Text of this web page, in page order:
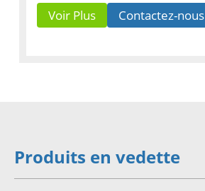
Voir Plus Contactez-nous
Produits en vedette